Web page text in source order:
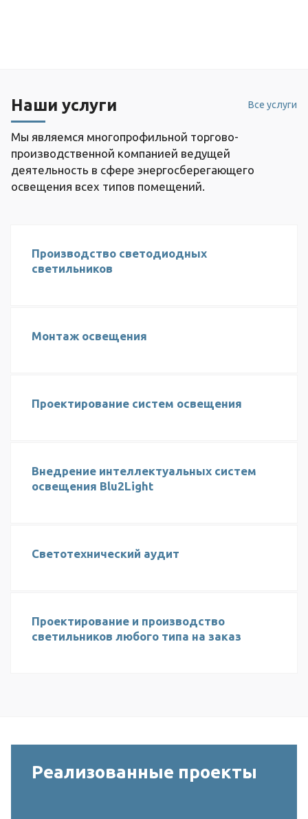
Все услуги
Наши услуги
Мы являемся многопрофильной торгово-
производственной компанией ведущей
деятельность в сфере энергосберегающего
освещения всех типов помещений.
Производство светодиодных
светильников
Монтаж освещения
Проектирование систем освещения
Внедрение интеллектуальных систем
освещения Blu2Light
Светотехнический аудит
Проектирование и производство
светильников любого типа на заказ
Реализованные проекты